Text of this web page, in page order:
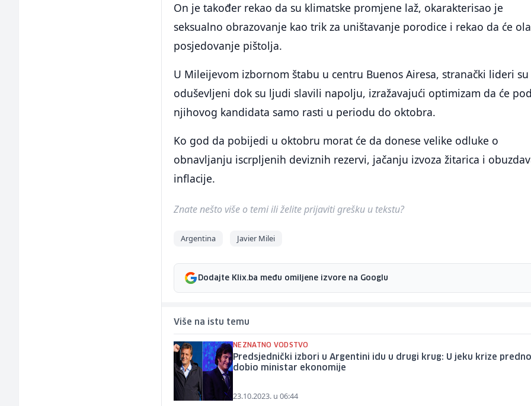
On je također rekao da su klimatske promjene laž, okarakterisao je
seksualno obrazovanje kao trik za uništavanje porodice i rekao da će
posjedovanje pištolja.
U Mileijevom izbornom štabu u centru Buenos Airesa, stranački lideri
oduševljeni dok su ljudi slavili napolju, izražavajući optimizam da će
njihovog kandidata samo rasti u periodu do oktobra.
Ko god da pobijedi u oktobru morat će da donese velike odluke o
obnavljanju iscrpljenih deviznih rezervi, jačanju izvoza žitarica i
inflacije.
Znate nešto više o temi ili želite prijaviti grešku u tekstu?
Argentina Javier Milei
Dodajte Klix.ba među omiljene izvore na Googlu
Više na istu temu
NEZNATNO VODSTVO
Predsjednički izbori u Argentini idu u drugi krug: U jeku krize
dobio ministar ekonomije
23.10.2023. u 06:44